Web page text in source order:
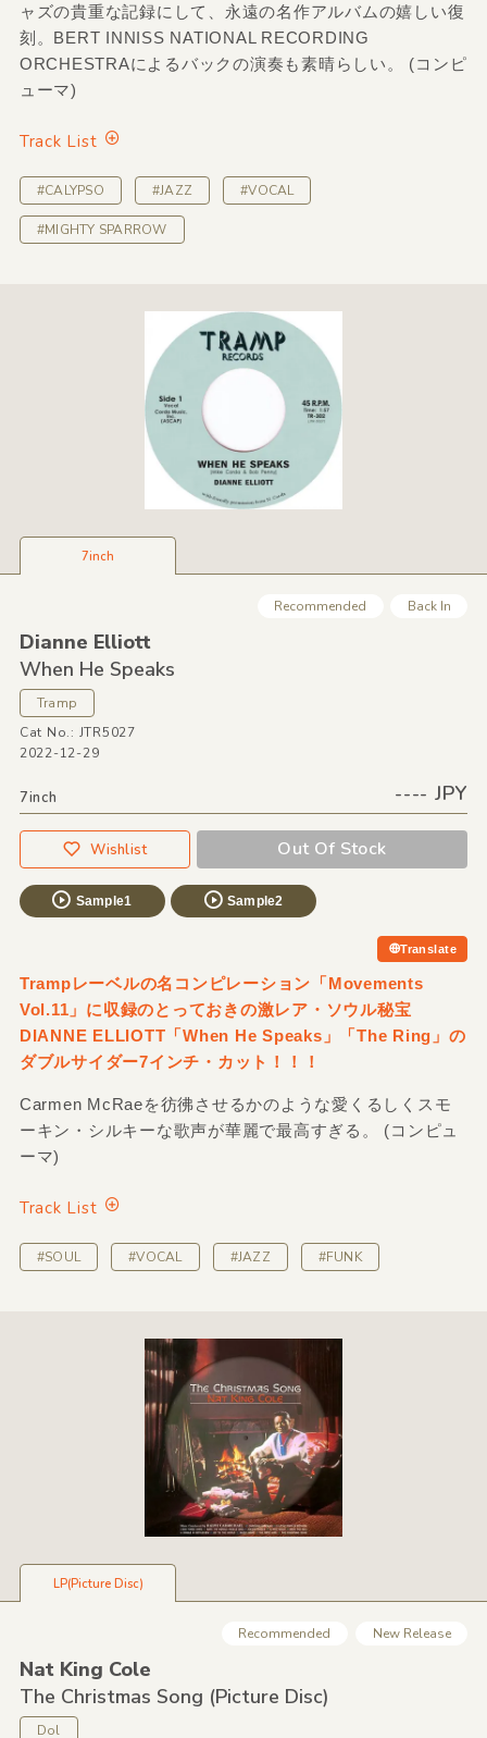
ャズの貴重な記録にして、永遠の名作アルバムの嬉しい復
刻。BERT INNISS NATIONAL RECORDING
ORCHESTRAによるバックの演奏も素晴らしい。 (コンピ
ューマ)
Track List
#CALYPSO #JAZZ #VOCAL
#MIGHTY SPARROW
7inch
Recommended Back In
Dianne Elliott
When He Speaks
Tramp
Cat No.: JTR5027
2022-12-29
7inch ---- JPY
Wishlist Out Of Stock
Sample1 Sample2
Translate
Trampレーベルの名コンピレーション「Movements
Vol.11」に収録のとっておきの激レア・ソウル秘宝
DIANNE ELLIOTT「When He Speaks」「The Ring」の
ダブルサイダー7インチ・カット！！！
Carmen McRaeを彷彿させるかのような愛くるしくスモ
ーキン・シルキーな歌声が華麗で最高すぎる。 (コンピュ
ーマ)
Track List
#SOUL #VOCAL #JAZZ #FUNK
LP(Picture Disc)
Recommended New Release
Nat King Cole
The Christmas Song (Picture Disc)
Dol